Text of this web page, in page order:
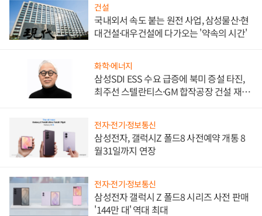
건설
국내외서 속도 붙는 원전 사업, 삼성물산·현
대건설·대우건설에 다가오는 '약속의 시간'
화학·에너지
삼성SDI ESS 수요 급증에 북미 증설 타진,
최주선 스텔란티스·GM 합작공장 건설 재추
전자·전기·정보통신
삼성전자, 갤럭시Z 폴드8 사전예약 개통 8
월31일까지 연장
전자·전기·정보통신
삼성전자 갤럭시 Z 폴드8 시리즈 사전 판매
'144만 대' 역대 최대